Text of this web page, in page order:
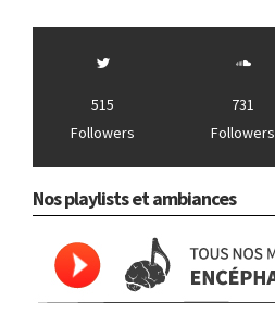
515
Followers
731
Followers
Nos playlists et ambiances